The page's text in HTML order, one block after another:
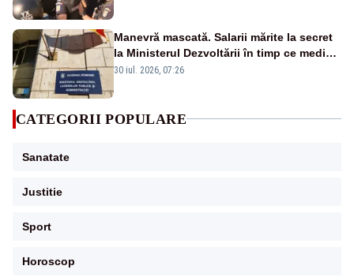
Manevră mascată. Salarii mărite la secret
la Ministerul Dezvoltării în timp ce medicii
ies în stradă
30 iul. 2026, 07:26
CATEGORII POPULARE
Sanatate
Justitie
Sport
Horoscop